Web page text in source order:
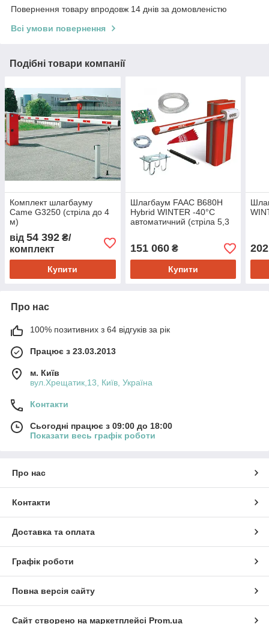
Повернення товару впродовж 14 днів за домовленістю
Всі умови повернення
Подібні товари компанії
Комплект шлагбауму
Came G3250 (стріла до 4
м)
від 54 392 ₴/
комплект
Купити
Шлагбаум FAAC B680H
Hybrid WINTER -40°C
автоматичний (стріла 5,3
151 060₴
Купити
Про нас
100% позитивних з 64 відгуків за рік
Працює з 23.03.2013
м. Київ
вул.Хрещатик,13, Київ, Україна
Контакти
Сьогодні працює з 09:00 до 18:00
Показати весь графік роботи
Про нас
Контакти
Доставка та оплата
Графік роботи
Повна версія сайту
Сайт створено на маркетплейсі Prom.ua